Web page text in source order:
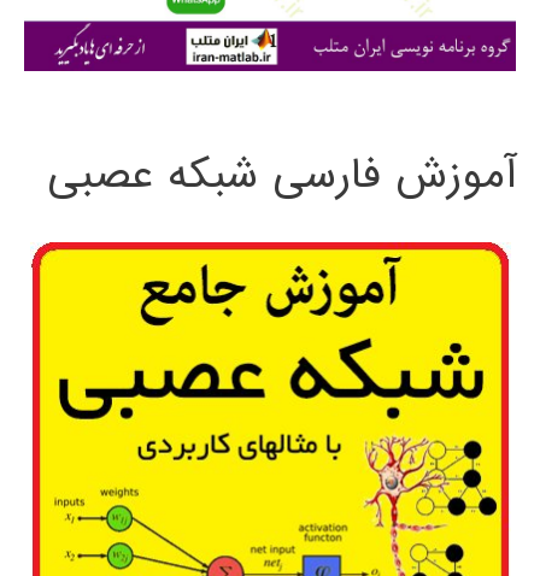
ی
آموزش فارسی شبکه عصبی